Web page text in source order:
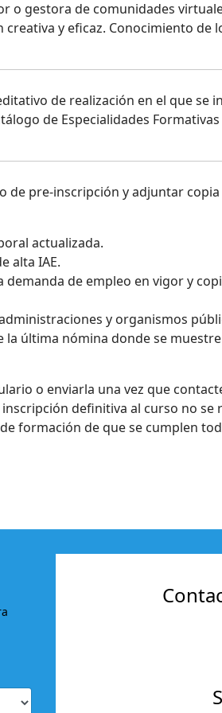
o gestora de comunidades
y eficaz. Conocimiento de
de realización en el que se
de Especialidades
pre-inscripción y adjuntar
actualizada.
alta IAE.
demanda de empleo en vigor y
y organismos
última nómina donde se
o enviarla una vez que
definitiva al curso no se
formación de que se cumplen